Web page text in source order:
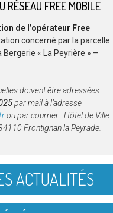
RÉSEAU FREE MOBILE
de l’opérateur Free
concerné par la parcelle
« La Peyrière » –
doivent être adressées
par mail à l’adresse
ou par courrier : Hôtel de Ville
Frontignan la Peyrade.
ACTUALITÉS